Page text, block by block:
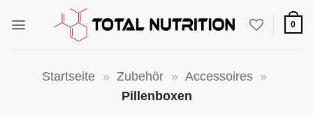
Inhalt
0
Startseite » Zubehör » Accessoires »
Pillenboxen